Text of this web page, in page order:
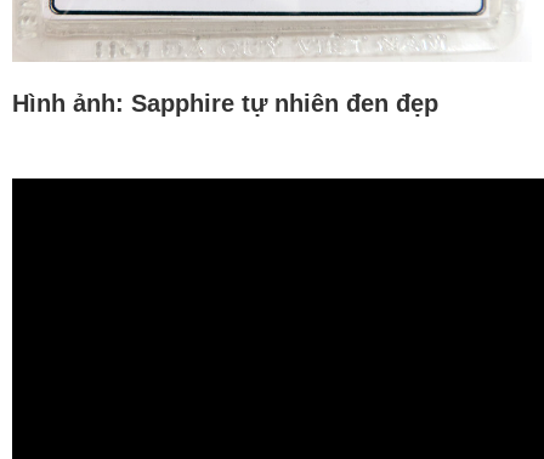
Hình ảnh: Sapphire tự nhiên đen đẹp